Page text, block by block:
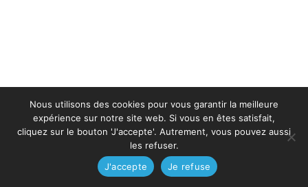
Nous utilisons des cookies pour vous garantir la meilleure
expérience sur notre site web. Si vous en êtes satisfait,
cliquez sur le bouton 'J'accepte'. Autrement, vous pouvez aussi
les refuser.
J'accepte
Je refuse